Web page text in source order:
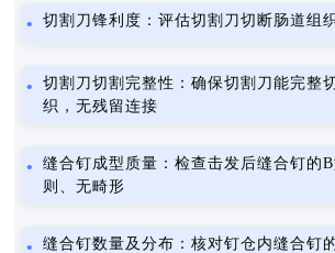
切割刀锋利度：评估切割刀切断肠道组
切割刀切割完整性：确保切割刀能完整
织，无残留连接
缝合钉成型质量：检查击发后缝合钉的
则、无畸形
缝合钉数量及分布：核对钉仓内缝合钉